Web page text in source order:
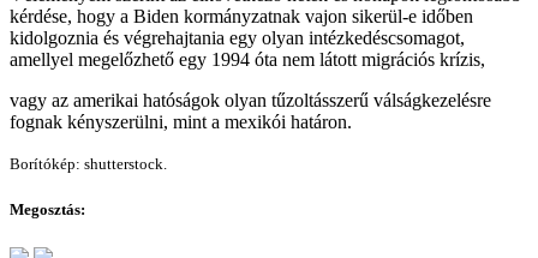
kérdése, hogy a Biden kormányzatnak vajon sikerül-e időben
kidolgoznia és végrehajtania egy olyan intézkedéscsomagot,
amellyel megelőzhető egy 1994 óta nem látott migrációs krízis,
vagy az amerikai hatóságok olyan tűzoltásszerű válságkezelésre
fognak kényszerülni, mint a mexikói határon.
Borítókép: shutterstock.
Megosztás: